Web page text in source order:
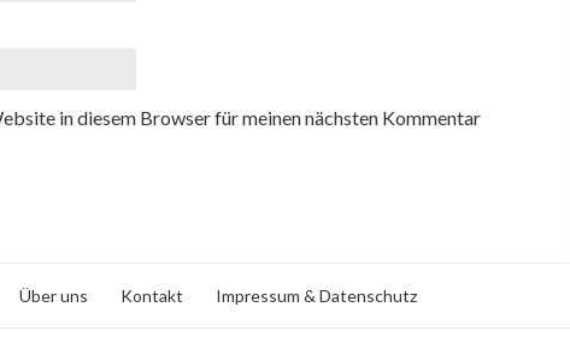
in diesem Browser für meinen nächsten Kommentar
Über uns Kontakt Impressum & Datenschutz